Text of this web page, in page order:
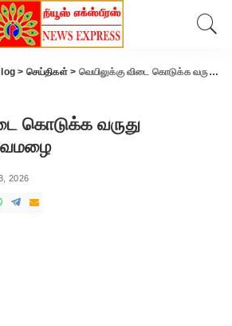
> செய்திகள்> வெயிலுக்கு விடை கொடுக்க வருது தென்மேற்கு பருவமழை
கொடுக்க வருது
2026